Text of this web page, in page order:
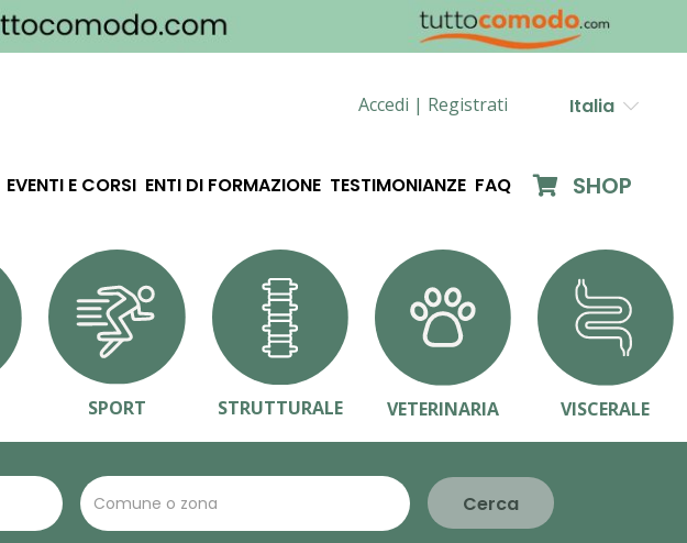
Accedi | Registrati Italia
EVENTI E CORSI ENTI DI FORMAZIONE TESTIMONIANZE FAQ SHOP
SPORT STRUTTURALE VETERINARIA VISCERALE
Cerca